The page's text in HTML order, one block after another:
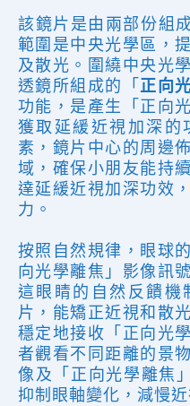
該鏡片是由兩部份組
範圍是中央光學區，
及散光 。圍繞中央光
透鏡所組成的「正向
功能，是產生「正向
獲取延緩近視加深的
素，鏡片中心的周邊
域，確保小朋友能持
達延緩近視加深功效
力。
按照自然規律，眼球
向光學離焦」影像訊
這眼睛的自然反饋機
片，能矯正近視和散
穩定地接收「正向光
者觀看不同距離的景
像及「正向光學離焦
抑制眼軸變化，減慢